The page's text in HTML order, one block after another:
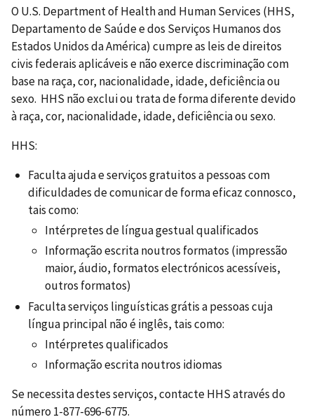
O U.S. Department of Health and Human Services (HHS,
Departamento de Saúde e dos Serviços Humanos dos
Estados Unidos da América) cumpre as leis de direitos
civis federais aplicáveis e não exerce discriminação com
base na raça, cor, nacionalidade, idade, deficiência ou
sexo. HHS não exclui ou trata de forma diferente devido
à raça, cor, nacionalidade, idade, deficiência ou sexo.
HHS:
Faculta ajuda e serviços gratuitos a pessoas com
dificuldades de comunicar de forma eficaz connosco,
tais como:
Intérpretes de língua gestual qualificados
Informação escrita noutros formatos (impressão
maior, áudio, formatos electrónicos acessíveis,
outros formatos)
Faculta serviços linguísticas grátis a pessoas cuja
língua principal não é inglês, tais como:
Intérpretes qualificados
Informação escrita noutros idiomas
Se necessita destes serviços, contacte HHS através do
número 1-877-696-6775.